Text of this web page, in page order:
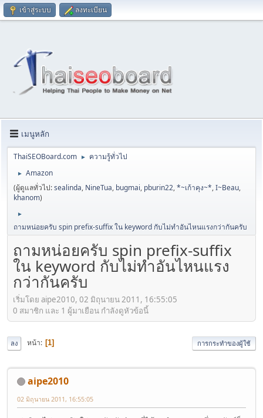
เข้าสู่ระบบ ลงทะเบียน
เมนูหลัก
ThaiSEOBoard.com ► ความรู้ทั่วไป
►
Amazon
(ผู้ดูแลทั่วไป:sealinda, NineTua, bugmai, pburin22,*~เก้าคุง~*,I~Beau,
khanom)
►
ถามหน่อยครับ spin prefix-suffix ใน keyword กับไม่ทำอันไหนแรงกว่ากันครับ
ถามหน่อยครับ spin prefix-suffix
ใน keyword กับไม่ทำอันไหนแรง
กว่ากันครับ
เริ่มโดย aipe2010, 02 มิถุนายน 2011, 16:55:05
0 สมาชิก และ 1 ผู้มาเยือน กำลังดูหัวข้อนี้
ลง หน้า 1 การกระทำของผู้ใช้
aipe2010
02 มิถุนายน 2011, 16:55:05